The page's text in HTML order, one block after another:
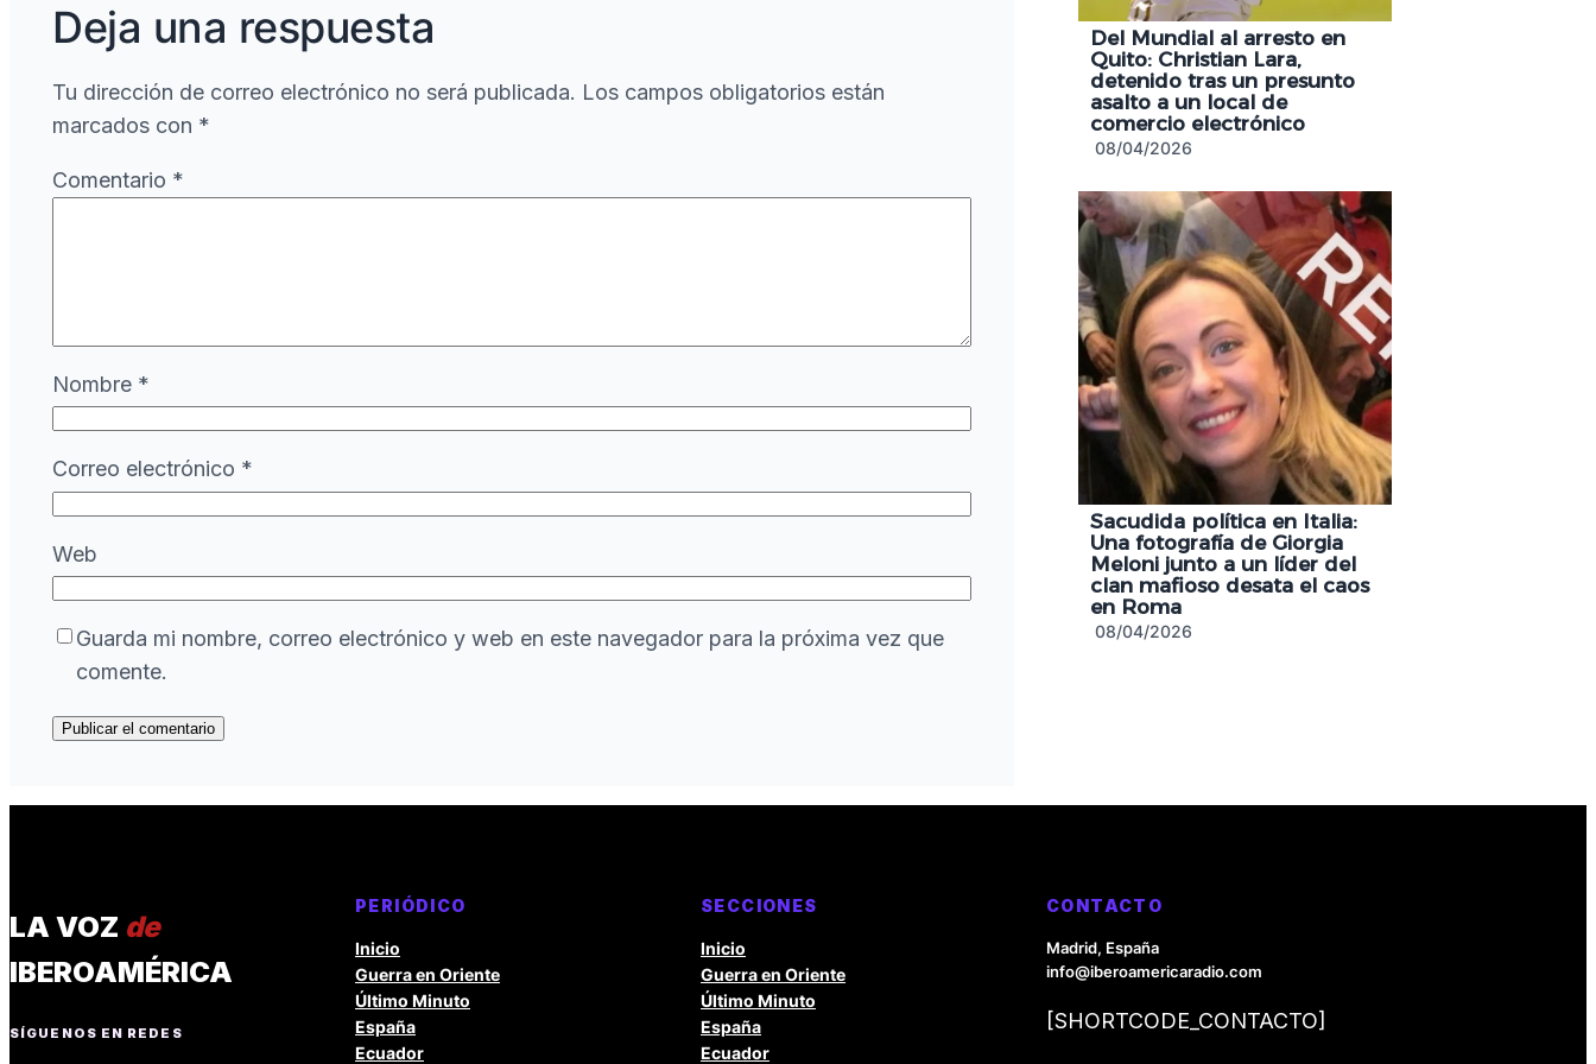
Deja una respuesta
Tu dirección de correo electrónico no será publicada. Los campos obligatorios están
marcados con *
Comentario *
Nombre *
Correo electrónico *
Web
Guarda mi nombre, correo electrónico y web en este navegador para la próxima vez que
comente.
Del Mundial al arresto en
Quito: Christian Lara,
detenido tras un presunto
asalto a un local de
comercio electrónico
08/04/2026
Sacudida política en Italia:
Una fotografía de Giorgia
Meloni junto a un líder del
clan mafioso desata el caos
en Roma
08/04/2026
LA VOZ de
IBEROAMÉRICA
SÍGUENOS EN REDES
PERIÓDICO
Inicio
Guerra en Oriente
Último Minuto
España
Ecuador
SECCIONES
Inicio
Guerra en Oriente
Último Minuto
España
Ecuador
CONTACTO
Madrid, España
info@iberoamericaradio.com
[SHORTCODE_CONTACTO]